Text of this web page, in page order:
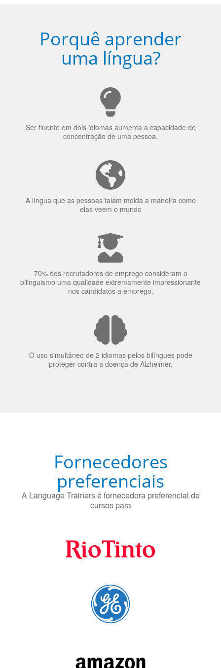
Porquê aprender
uma língua?
Ser fluente em dois idiomas aumenta a capacidade de
concentração de uma pessoa.
A língua que as pessoas falam molda a maneira como
elas veem o mundo
70% dos recrutadores de emprego consideram o
bilinguismo uma qualidade extremamente impressionante
nos candidatos a emprego.
O uso simultâneo de 2 idiomas pelos bilíngues pode
proteger contra a doença de Alzheimer.
Fornecedores
preferenciais
A Language Trainers é fornecedora preferencial de
cursos para